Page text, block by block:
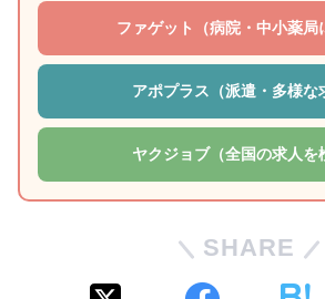
ファゲット（病院・中小薬局
アポプラス（派遣・多様な
ヤクジョブ（全国の求人を
SHARE